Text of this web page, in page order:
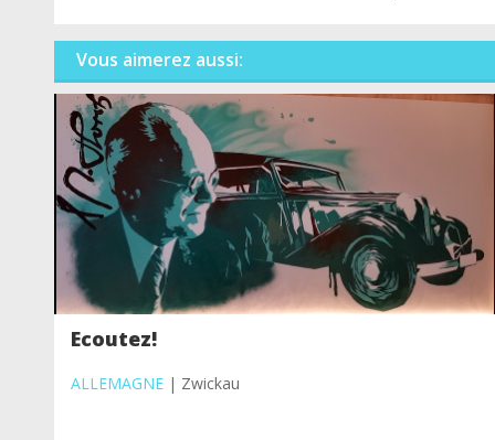
Vous aimerez aussi:
Ecoutez!
ALLEMAGNE| Zwickau